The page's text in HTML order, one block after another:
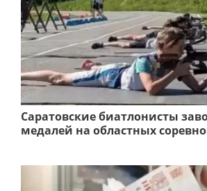
Саратовские биатлонисты
медалей на областных